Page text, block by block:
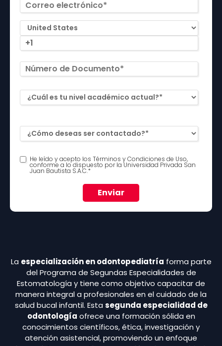
He leído y acepto los Términos y Condiciones de Uso,
conforme a lo dispuesto por la Universidad Privada San
Juan Bautista S.A.C.*
La especialización en odontopediatría forma parte
del Programa de Segundas Especialidades de
Estomatología y tiene como objetivo capacitar de
manera integral a profesionales en el cuidado de la
salud bucal infantil. Esta segunda especialidad de
odontología ofrece una formación sólida en
conocimientos científicos, ética, investigación y
atención asistencial, promoviendo un enfoque